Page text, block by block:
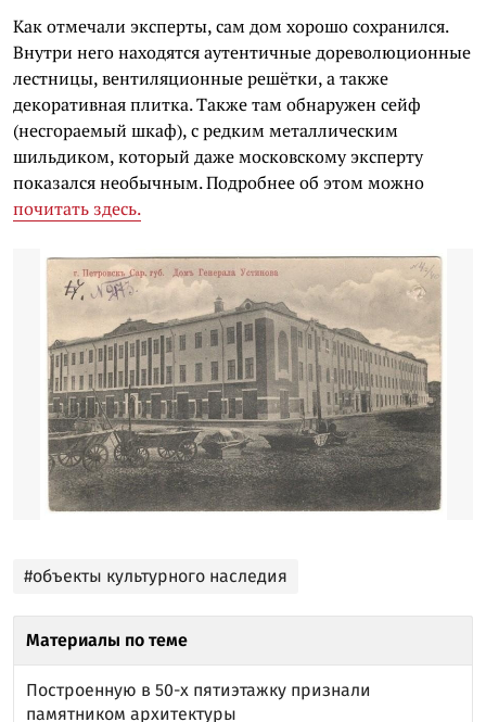
Как отмечали эксперты, сам дом хорошо сохранился.
Внутри него находятся аутентичные дореволюционные
лестницы, вентиляционные решётки, а также
декоративная плитка. Также там обнаружен сейф
(несгораемый шкаф), с редким металлическим
шильдиком, который даже московскому эксперту
показался необычным. Подробнее об этом можно
почитать здесь.
#объекты культурного наследия
Материалы по теме
Построенную в 50-х пятиэтажку признали
памятником архитектуры